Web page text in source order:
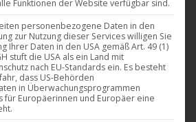
in Charlottenburg. Hier liegt das
Direkt um die Ecke wurde
Einen Steinwurf weiter
Zoo nur noch Regionalzüge. Die
Wirtschaftswunders geht
seine Wunden. Vom Mauerfall vor 25
Funktionen der Website verfügbar sind.
personenbezogene Daten in den
zur Nutzung dieser Services willigen Sie
Ihrer Daten in den USA gemäß Art. 49 (1)
stuft die USA als ein Land mit
nach EU-Standards ein. Es besteht
dass US-Behörden
in Überwachungsprogrammen
für Europäerinnen und Europäer eine